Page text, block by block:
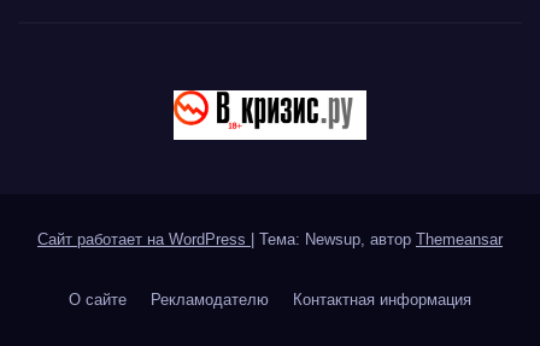
Сайт работает на WordPress Тема: Newsup, автор Themeansar
О сайте Рекламодателю Контактная информация